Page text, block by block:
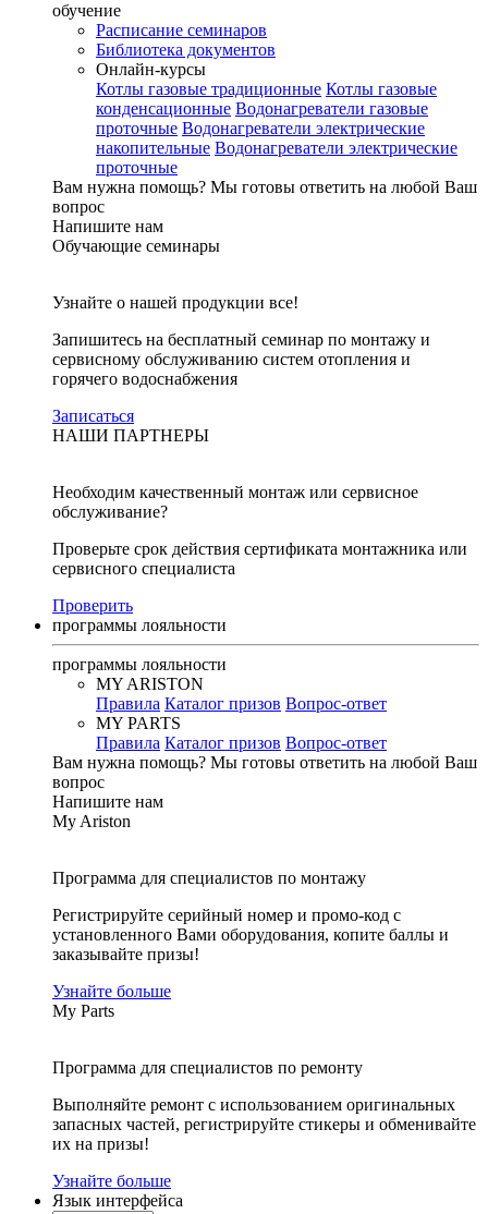
обучение
Расписание семинаров
Библиотека документов
Онлайн-курсы
Котлы газовые традиционные Котлы газовые
конденсационные Водонагреватели газовые
проточные Водонагреватели электрические
накопительные Водонагреватели электрические
проточные
Вам нужна помощь? Мы готовы ответить на любой Ваш
вопрос
Напишите нам
Обучающие семинары
Узнайте о нашей продукции все!
Запишитесь на бесплатный семинар по монтажу и
сервисному обслуживанию систем отопления и
горячего водоснабжения
Записаться
НАШИ ПАРТНЕРЫ
Необходим качественный монтаж или сервисное
обслуживание?
Проверьте срок действия сертификата монтажника или
сервисного специалиста
Проверить
программы лояльности
программы лояльности
MY ARISTON
Правила Каталог призов Вопрос-ответ
MY PARTS
Правила Каталог призов Вопрос-ответ
Вам нужна помощь? Мы готовы ответить на любой Ваш
вопрос
Напишите нам
My Ariston
Программа для специалистов по монтажу
Регистрируйте серийный номер и промо-код с
установленного Вами оборудования, копите баллы и
заказывайте призы!
Узнайте больше
My Parts
Программа для специалистов по ремонту
Выполняйте ремонт с использованием оригинальных
запасных частей, регистрируйте стикеры и обменивайте
их на призы!
Узнайте больше
Язык интерфейса